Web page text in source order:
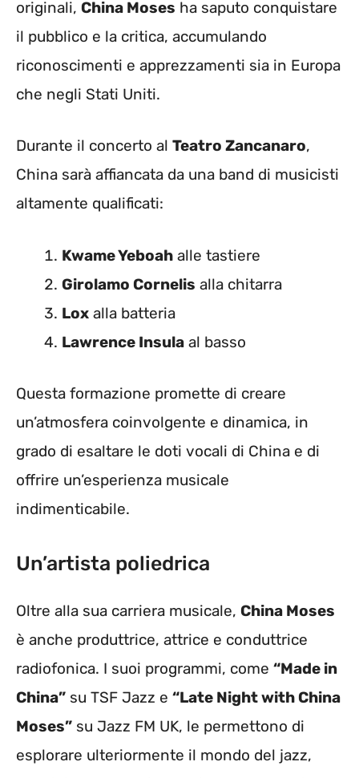
originali, China Moses ha saputo conquistare
il pubblico e la critica, accumulando
riconoscimenti e apprezzamenti sia in Europa
che negli Stati Uniti.
Durante il concerto al Teatro Zancanaro,
China sarà affiancata da una band di musicisti
altamente qualificati:
Kwame Yeboah alle tastiere
Girolamo Cornelis alla chitarra
Lox alla batteria
Lawrence Insula al basso
Questa formazione promette di creare
un’atmosfera coinvolgente e dinamica, in
grado di esaltare le doti vocali di China e di
offrire un’esperienza musicale
indimenticabile.
Un’artista poliedrica
Oltre alla sua carriera musicale, China Moses
è anche produttrice, attrice e conduttrice
radiofonica. I suoi programmi, come “Made in
China” su TSF Jazz e “Late Night with China
Moses” su Jazz FM UK, le permettono di
esplorare ulteriormente il mondo del jazz,